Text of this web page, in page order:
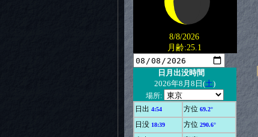
8/8/2026
月齢:25.1